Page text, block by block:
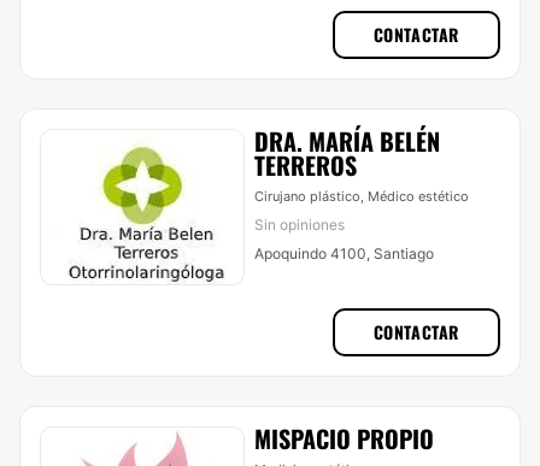
CONTACTAR
DRA. MARÍA BELÉN
TERREROS
Cirujano plástico, Médico estético
Sin opiniones
Apoquindo 4100, Santiago
CONTACTAR
MISPACIO PROPIO